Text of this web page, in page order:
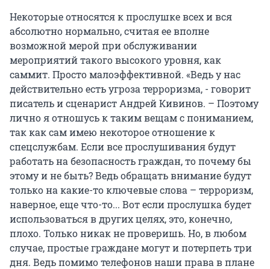
Некоторые относятся к прослушке всех и вся
абсолютно нормально, считая ее вполне
возможной мерой при обслуживании
мероприятий такого высокого уровня, как
саммит. Просто малоэффективной. «Ведь у нас
действительно есть угроза терроризма, - говорит
писатель и сценарист Андрей Кивинов. – Поэтому
лично я отношусь к таким вещам с пониманием,
так как сам имею некоторое отношение к
спецслужбам. Если все прослушивания будут
работать на безопасность граждан, то почему бы
этому и не быть? Ведь обращать внимание будут
только на какие-то ключевые слова – терроризм,
наверное, еще что-то... Вот если прослушка будет
использоваться в других целях, это, конечно,
плохо. Только никак не проверишь. Но, в любом
случае, простые граждане могут и потерпеть три
дня. Ведь помимо телефонов наши права в плане